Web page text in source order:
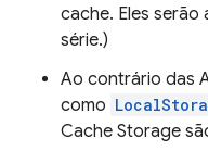
cache. Eles
série.)
Ao contrário das
como
Cache Storage